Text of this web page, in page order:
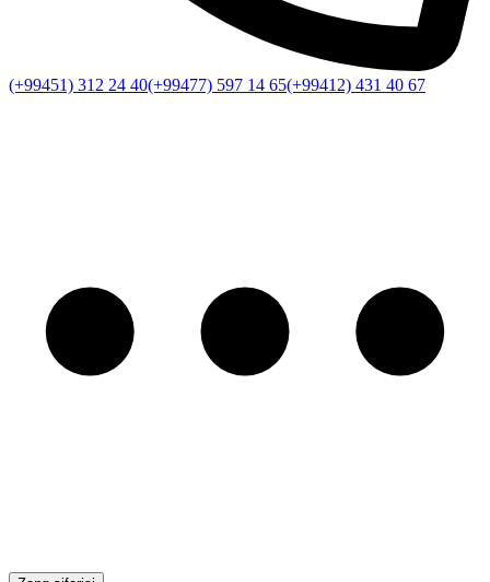
(+99451) 312 24 40(+99477) 597 14 65(+99412) 431 40 67